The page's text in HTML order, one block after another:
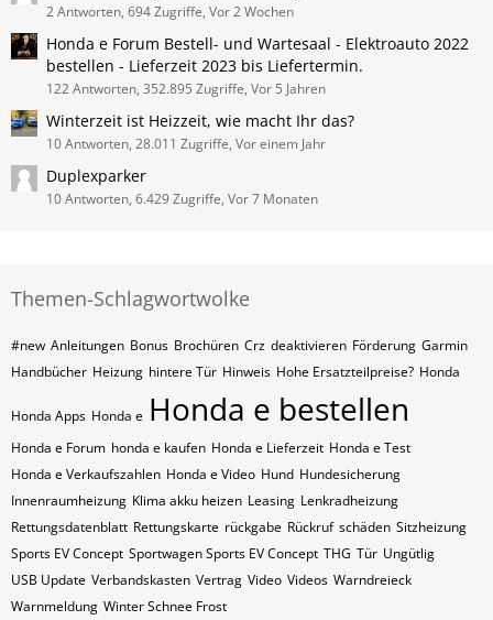
2 Antworten, 694 Zugriffe, Vor 2 Wochen
Honda e Forum Bestell- und Wartesaal - Elektroauto 2022
bestellen - Lieferzeit 2023 bis Liefertermin.
122 Antworten, 352.895 Zugriffe, Vor 5 Jahren
Winterzeit ist Heizzeit, wie macht Ihr das?
10 Antworten, 28.011 Zugriffe, Vor einem Jahr
Duplexparker
10 Antworten, 6.429 Zugriffe, Vor 7 Monaten
Themen-Schlagwortwolke
#new Anleitungen Bonus Brochüren Crz deaktivieren Förderung Garmin
Handbücher Heizung hintere Tür Hinweis Hohe Ersatzteilpreise? Honda
Honda Apps Honda e Honda e bestellen
Honda e Forum honda e kaufen Honda e Lieferzeit Honda e Test
Honda e Verkaufszahlen Honda e Video Hund Hundesicherung
Innenraumheizung Klima akku heizen Leasing Lenkradheizung
Rettungsdatenblatt Rettungskarte rückgabe Rückruf schäden Sitzheizung
Sports EV Concept Sportwagen Sports EV Concept THG Tür Ungütlig
USB Update Verbandskasten Vertrag Video Videos Warndreieck
Warnmeldung Winter Schnee Frost